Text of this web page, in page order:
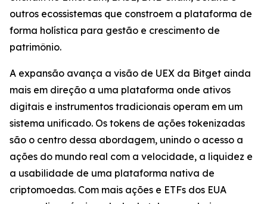
outros ecossistemas que constroem a plataforma de
forma holística para gestão e crescimento de
patrimônio.
A expansão avança a visão de UEX da Bitget ainda
mais em direção a uma plataforma onde ativos
digitais e instrumentos tradicionais operam em um
sistema unificado. Os tokens de ações tokenizadas
são o centro dessa abordagem, unindo o acesso a
ações do mundo real com a velocidade, a liquidez e
a usabilidade de uma plataforma nativa de
criptomoedas. Com mais ações e ETFs dos EUA